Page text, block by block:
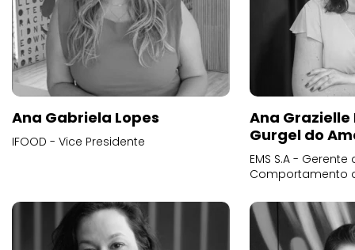
Ana Gabriela Lopes
IFOOD - Vice Presidente
Ana
Gurgel do
EMS S.A -
Comportamento